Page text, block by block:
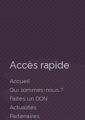
Accès rapide
Accueil
Qui sommes-nous ?
Faites un DON
Actualités
Partenaires